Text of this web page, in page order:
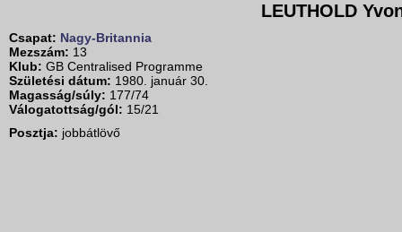
LEUTHOLD
Csapat: Nagy-Britannia
Mezszám: 13
Klub: GB Centralised Programme
Születési dátum: 1980. január 30.
Magasság/súly: 177/74
Válogatottság/gól: 15/21
Posztja: jobbátlövő